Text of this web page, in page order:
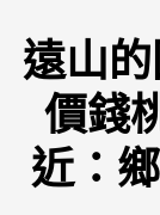
遠山
價錢
近：